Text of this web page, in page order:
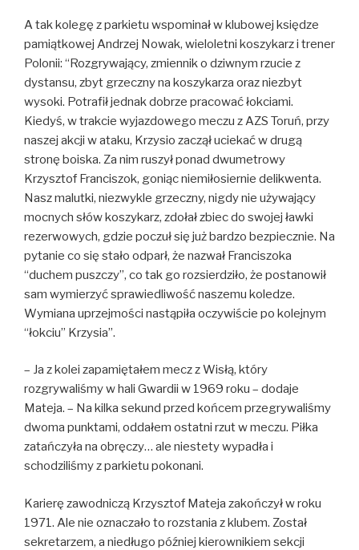
A tak kolegę z parkietu wspominał w klubowej księdze
pamiątkowej Andrzej Nowak, wieloletni koszykarz i trener
Polonii: “Rozgrywający, zmiennik o dziwnym rzucie z
dystansu, zbyt grzeczny na koszykarza oraz niezbyt
wysoki. Potrafił jednak dobrze pracować łokciami.
Kiedyś, w trakcie wyjazdowego meczu z AZS Toruń, przy
naszej akcji w ataku, Krzysio zaczął uciekać w drugą
stronę boiska. Za nim ruszył ponad dwumetrowy
Krzysztof Franciszok, goniąc niemiłosiernie delikwenta.
Nasz malutki, niezwykle grzeczny, nigdy nie używający
mocnych słów koszykarz, zdołał zbiec do swojej ławki
rezerwowych, gdzie poczuł się już bardzo bezpiecznie. Na
pytanie co się stało odparł, że nazwał Franciszoka
“duchem puszczy”, co tak go rozsierdziło, że postanowił
sam wymierzyć sprawiedliwość naszemu koledze.
Wymiana uprzejmości nastąpiła oczywiście po kolejnym
“łokciu” Krzysia”.
– Ja z kolei zapamiętałem mecz z Wisłą, który
rozgrywaliśmy w hali Gwardii w 1969 roku – dodaje
Mateja. – Na kilka sekund przed końcem przegrywaliśmy
dwoma punktami, oddałem ostatni rzut w meczu. Piłka
zatańczyła na obręczy… ale niestety wypadła i
schodziliśmy z parkietu pokonani.
Karierę zawodniczą Krzysztof Mateja zakończył w roku
1971. Ale nie oznaczało to rozstania z klubem. Został
sekretarzem, a niedługo później kierownikiem sekcji